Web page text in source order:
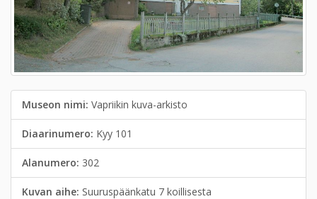
Museon nimi: Vapriikin kuva-arkisto
Diaarinumero: Kyy 101
Alanumero: 302
Kuvan aihe: Suuruspäänkatu 7 koillisesta